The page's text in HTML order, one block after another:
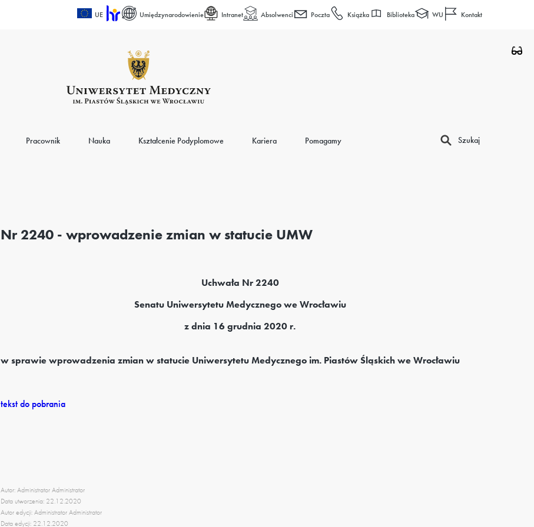
UE Umiędzynarodowienie Intranet Absolwenci Poczta Książka Biblioteka WU Kontakt
Pracownik Nauka Kształcenie Podyplomowe Kariera Pomagamy Szukaj
Nr 2240 - wprowadzenie zmian w statucie UMW
Uchwała Nr 2240
Senatu Uniwersytetu Medycznego we Wrocławiu
z dnia 16 grudnia 2020 r.
w sprawie wprowadzenia zmian w statucie Uniwersytetu Medycznego im. Piastów Śląskich we Wrocławiu
tekst do pobrania
Autor: Administrator Administrator
Data utworzenia: 22.12.2020
Autor edycji: Administrator Administrator
Data edycji: 22.12.2020